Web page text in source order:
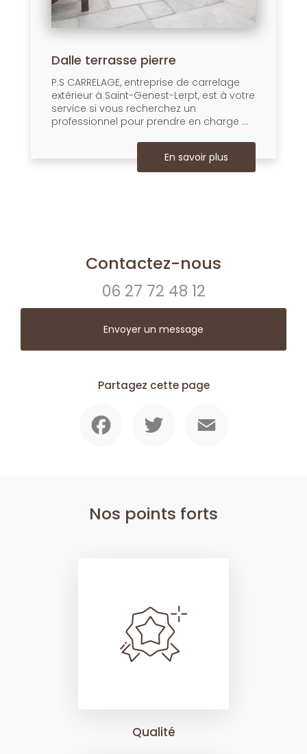
Dalle terrasse pierre
P.S CARRELAGE, entreprise de carrelage
extérieur à Saint-Genest-Lerpt, est à votre
service si vous recherchez un
professionnel pour prendre en charge ...
En savoir plus
Contactez-nous
06 27 72 48 12
Envoyer un message
Partagez cette page
Nos points forts
Qualité